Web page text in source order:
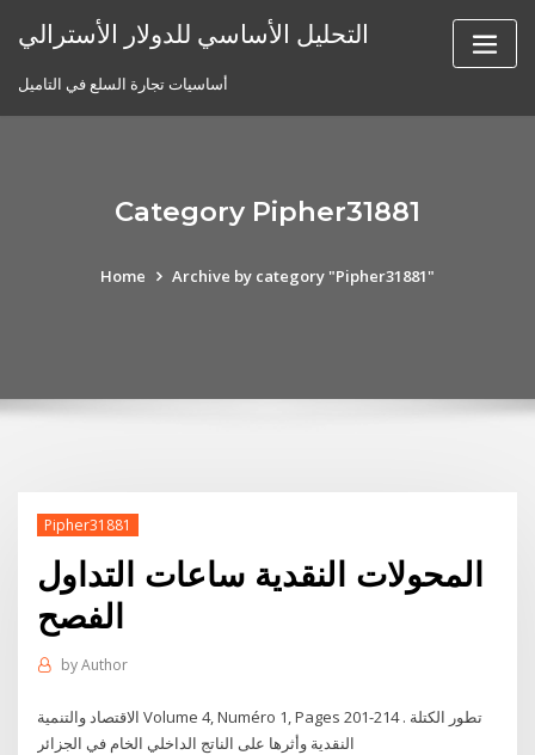
التحليل الأساسي للدولار الأسترالي
أساسيات تجارة السلع في التاميل
Category Pipher31881
Home Archive by category "Pipher31881"
Pipher31881
المحولات النقدية ساعات التداول
الفصح
byAuthor
الاقتصاد والتنمية Volume 4, Numéro 1, Pages 201-214 . تطور الكتلة
النقدية وأثرها على الناتج الداخلي الخام في الجزائر